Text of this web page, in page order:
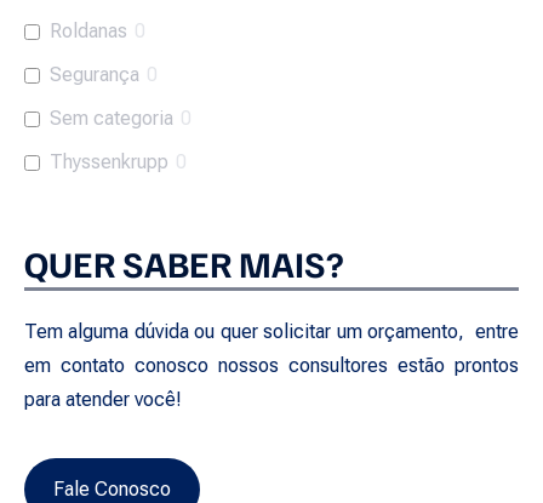
Roldanas 0
Segurança 0
Sem categoria 0
Thyssenkrupp 0
QUER SABER MAIS?
Tem alguma dúvida ou quer solicitar um orçamento, entre
em contato conosco nossos consultores estão prontos
para atender você!
Fale Conosco